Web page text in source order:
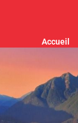
Accueil